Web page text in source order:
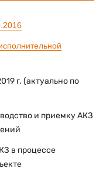
г. (актуально по
и приемку АКЗ
в процессе